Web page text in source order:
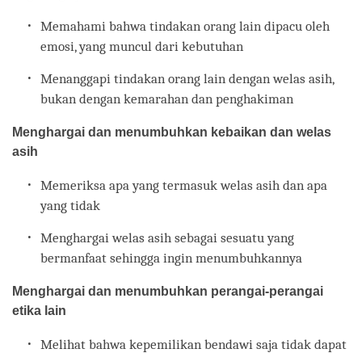
Memahami bahwa tindakan orang lain dipacu oleh
emosi, yang muncul dari kebutuhan
Menanggapi tindakan orang lain dengan welas asih,
bukan dengan kemarahan dan penghakiman
Menghargai dan menumbuhkan kebaikan dan welas
asih
Memeriksa apa yang termasuk welas asih dan apa
yang tidak
Menghargai welas asih sebagai sesuatu yang
bermanfaat sehingga ingin menumbuhkannya
Menghargai dan menumbuhkan perangai-perangai
etika lain
Melihat bahwa kepemilikan bendawi saja tidak dapat